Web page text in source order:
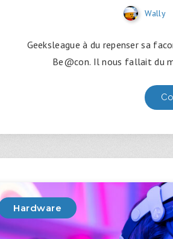
Wally
Geeksleague à du repenser sa
Be@con. Il nous fallait du
Hardware